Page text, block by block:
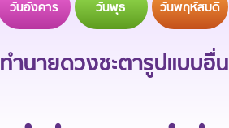
วันอังคาร วันพุธ วันพฤหัสบดี
ทำนายดวงชะตารูปแบบอื่น